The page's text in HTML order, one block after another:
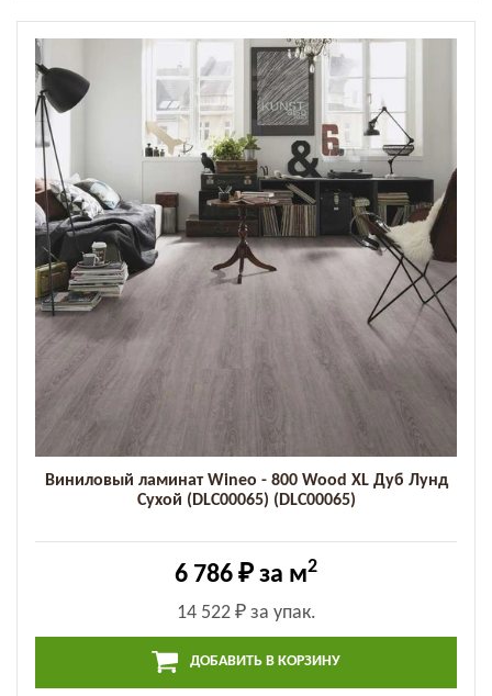
Виниловый ламинат Wineo - 800 Wood XL Дуб Лунд
Сухой (DLC00065) (DLC00065)
6 786 ₽ за м2
14 522 ₽за упак.
ДОБАВИТЬ В КОРЗИНУ